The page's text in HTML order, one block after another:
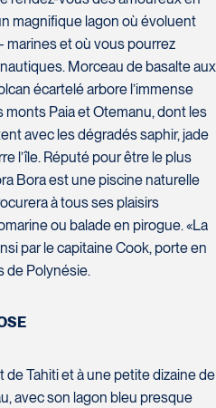
magnifique lagon où évoluent
marines et où vous pourrez
Morceau de basalte aux
écartelé arbore l’immense
Paia et Otemanu, dont les
avec les dégradés saphir, jade
l’île. Réputé pour être le plus
Bora est une piscine naturelle
à tous ses plaisirs
ou balade en pirogue. «La
par le capitaine Cook, porte en
de Polynésie.
Tahiti et à une petite dizaine de
avec son lagon bleu presque
5557
2511
8616
- local
5736
- Local
1518
4080
SOUMETTRE